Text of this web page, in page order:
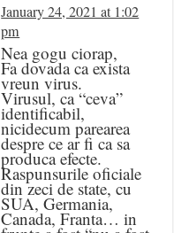
January 24, 2021 at 1:02
pm
Nea gogu ciorap,
Fa dovada ca exista
vreun virus.
Virusul, ca “ceva”
identificabil,
nicidecum parearea
despre ce ar fi ca sa
produca efecte.
Raspunsurile oficiale
din zeci de state, cu
SUA, Germania,
Canada, Franta… in